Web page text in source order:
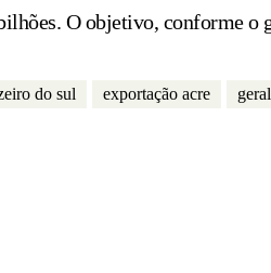
O objetivo, conforme o
do sul exportação acre